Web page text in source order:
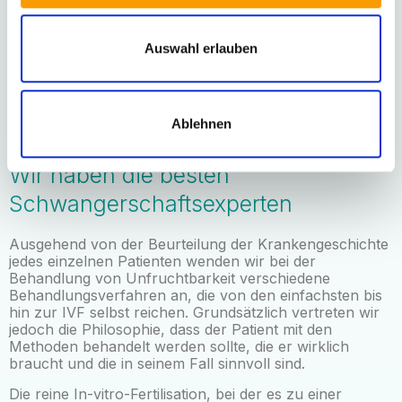
Auswahl erlauben
Ablehnen
ausgebildetem Personal aufbauen. Wir hoffen, dass
freundlichen Ansatz es uns ermöglichen werden, all
freundlichen und einfühlsamen Umgang mit jedem
unserer Mitarbeiter zu bieten.
Wir haben die besten
Schwangerschaftsexperten
Ausgehend von der Beurteilung der Krankengeschichte
jedes einzelnen Patienten wenden wir bei der
Behandlung von Unfruchtbarkeit verschiedene
Behandlungsverfahren an, die von den einfachsten bis
hin zur IVF selbst reichen. Grundsätzlich vertreten wir
jedoch die Philosophie, dass der Patient mit den
Methoden behandelt werden sollte, die er wirklich
braucht und die in seinem Fall sinnvoll sind.
Die reine In-vitro-Fertilisation, bei der es zu einer